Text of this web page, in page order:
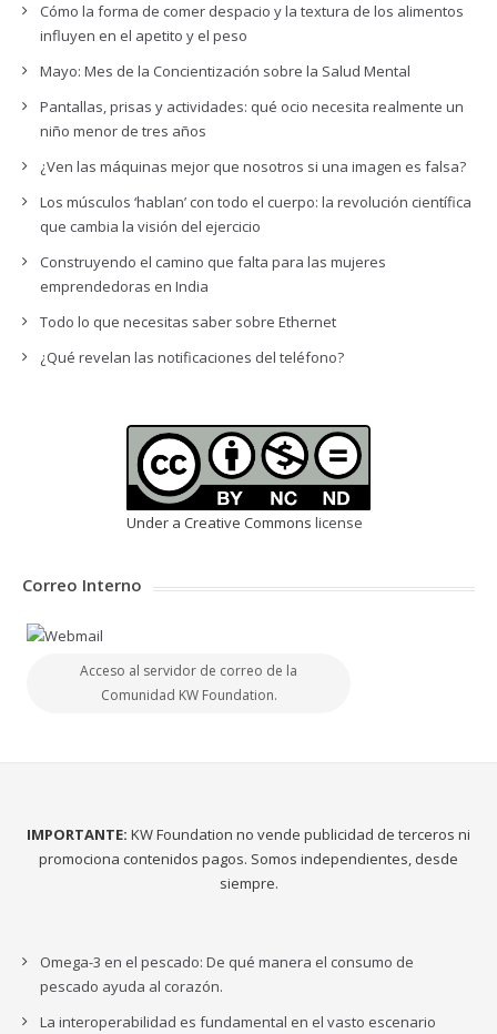
Cómo la forma de comer despacio y la textura de los alimentos
influyen en el apetito y el peso
Mayo: Mes de la Concientización sobre la Salud Mental
Pantallas, prisas y actividades: qué ocio necesita realmente un
niño menor de tres años
¿Ven las máquinas mejor que nosotros si una imagen es falsa?
Los músculos ‘hablan’ con todo el cuerpo: la revolución científica
que cambia la visión del ejercicio
Construyendo el camino que falta para las mujeres
emprendedoras en India
Todo lo que necesitas saber sobre Ethernet
¿Qué revelan las notificaciones del teléfono?
Under a Creative Commons license
Correo Interno
Acceso al servidor de correo de la
Comunidad KW Foundation.
IMPORTANTE: KW Foundation no vende publicidad de terceros ni
promociona contenidos pagos. Somos independientes, desde
siempre.
Omega-3 en el pescado: De qué manera el consumo de
pescado ayuda al corazón.
La interoperabilidad es fundamental en el vasto escenario